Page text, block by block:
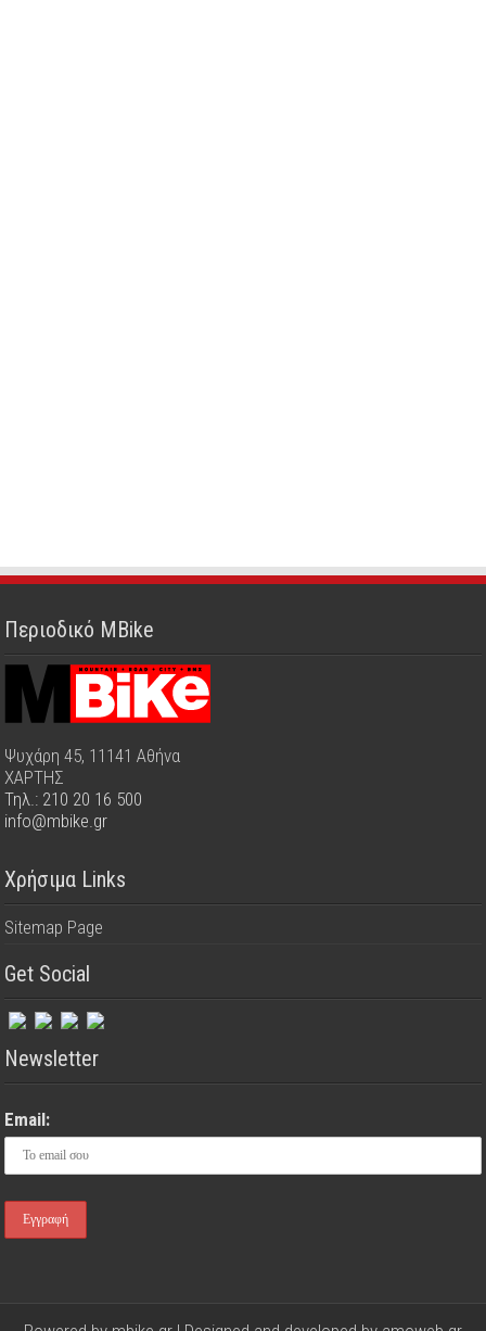
Περιοδικό MBike
Ψυχάρη 45, 11141 Αθήνα
ΧΑΡΤΗΣ
Τηλ.: 210 20 16 500
info@mbike.gr
Χρήσιμα Links
Sitemap Page
Get Social
Newsletter
Email: